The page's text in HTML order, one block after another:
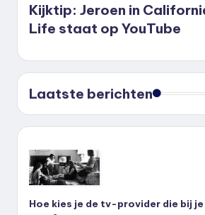
Kijktip: Jeroen in
Life staat op YouTube
Laatste berichten
Hoe kies je de tv-provider die bij